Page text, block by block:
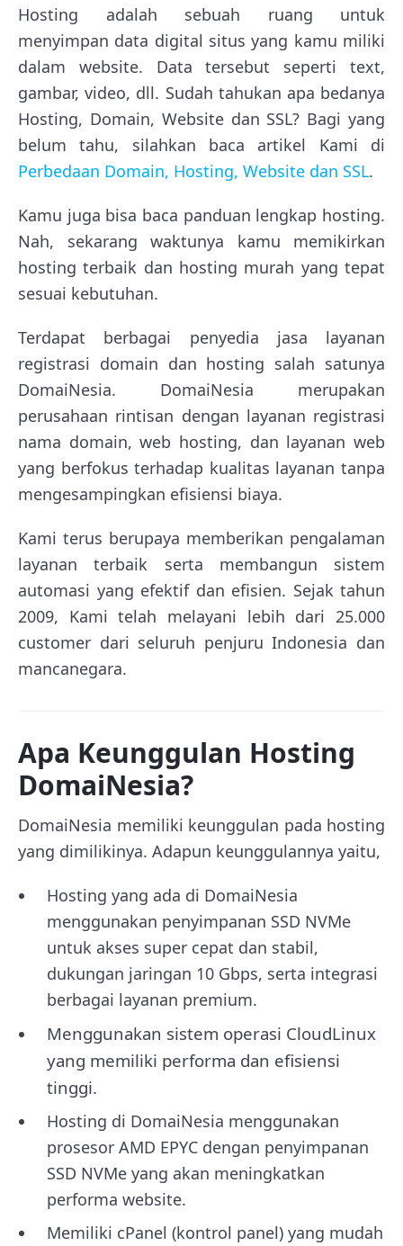
Hosting adalah sebuah ruang untuk
menyimpan data digital situs yang kamu miliki
dalam website. Data tersebut seperti text,
gambar, video, dll. Sudah tahukan apa bedanya
Hosting, Domain, Website dan SSL? Bagi yang
belum tahu, silahkan baca artikel Kami di
Perbedaan Domain, Hosting, Website dan SSL.
Kamu juga bisa baca panduan lengkap hosting.
Nah, sekarang waktunya kamu memikirkan
hosting terbaik dan hosting murah yang tepat
sesuai kebutuhan.
Terdapat berbagai penyedia jasa layanan
registrasi domain dan hosting salah satunya
DomaiNesia. DomaiNesia merupakan
perusahaan rintisan dengan layanan registrasi
nama domain, web hosting, dan layanan web
yang berfokus terhadap kualitas layanan tanpa
mengesampingkan efisiensi biaya.
Kami terus berupaya memberikan pengalaman
layanan terbaik serta membangun sistem
automasi yang efektif dan efisien. Sejak tahun
2009, Kami telah melayani lebih dari 25.000
customer dari seluruh penjuru Indonesia dan
mancanegara.
Apa Keunggulan Hosting
DomaiNesia?
DomaiNesia memiliki keunggulan pada hosting
yang dimilikinya. Adapun keunggulannya yaitu,
Hosting yang ada di DomaiNesia
menggunakan penyimpanan SSD NVMe
untuk akses super cepat dan stabil,
dukungan jaringan 10 Gbps, serta integrasi
berbagai layanan premium.
Menggunakan sistem operasi CloudLinux
yang memiliki performa dan efisiensi
tinggi.
Hosting di DomaiNesia menggunakan
prosesor AMD EPYC dengan penyimpanan
SSD NVMe yang akan meningkatkan
performa website.
Memiliki cPanel (kontrol panel) yang mudah